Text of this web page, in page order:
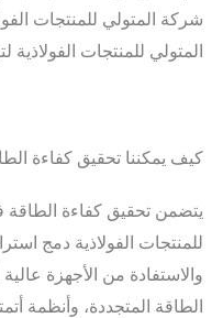
شركة المتولي للمنتجات
المتولي للمنتجات الفولاذية
كيف يمكننا تحقيق كفاءة
يتضمن تحقيق كفاءة
للمنتجات الفولاذية دمج
والاستفادة من الأجهزة
الطاقة المتجددة، وأنظمة